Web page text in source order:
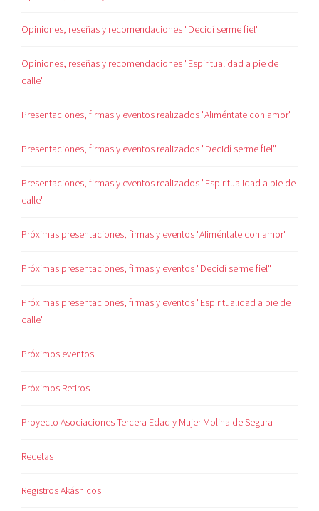
Opiniones, reseñas y recomendaciones "Decidí serme fiel"
Opiniones, reseñas y recomendaciones "Espiritualidad a pie de
calle"
Presentaciones, firmas y eventos realizados "Aliméntate con amor"
Presentaciones, firmas y eventos realizados "Decidí serme fiel"
Presentaciones, firmas y eventos realizados "Espiritualidad a pie de
calle"
Próximas presentaciones, firmas y eventos "Aliméntate con amor"
Próximas presentaciones, firmas y eventos "Decidí serme fiel"
Próximas presentaciones, firmas y eventos "Espiritualidad a pie de
calle"
Próximos eventos
Próximos Retiros
Proyecto Asociaciones Tercera Edad y Mujer Molina de Segura
Recetas
Registros Akáshicos